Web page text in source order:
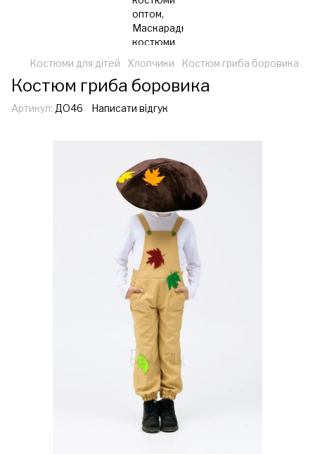
Костюми для дітей Хлопчики Костюм гриба боровика
Костюм гриба боровика
Артикул: ДО46 Написати відгук